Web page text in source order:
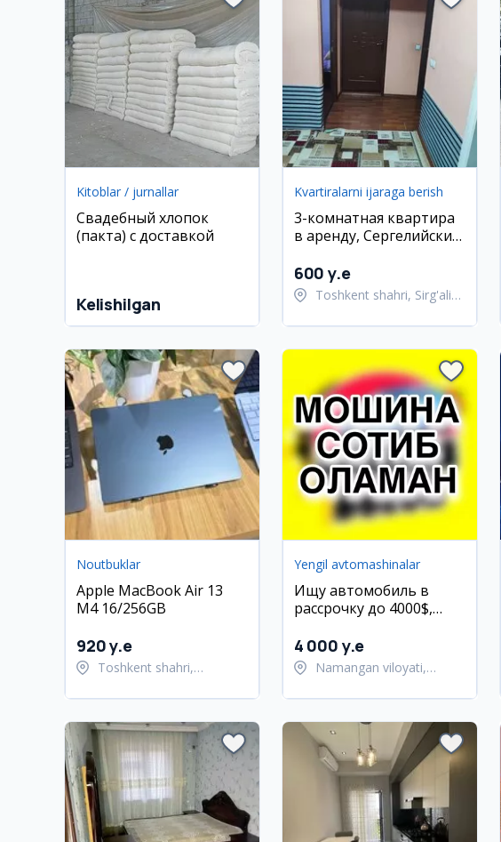
Kitoblar / jurnallar
Свадебный хлопок
(пакта) с доставкой
Kelishilgan
Kvartiralarni ijaraga berish
3-комнатная квартира
в аренду, Сергелийский
600 y.e
Toshkent shahri, Sirg'ali
Noutbuklar
Apple MacBook Air 13
M4 16/256GB
920 y.e
Toshkent shahri,
Yengil avtomashinalar
Ищу автомобиль в
рассрочку до 4000$,
4 000 y.e
Namangan viloyati,